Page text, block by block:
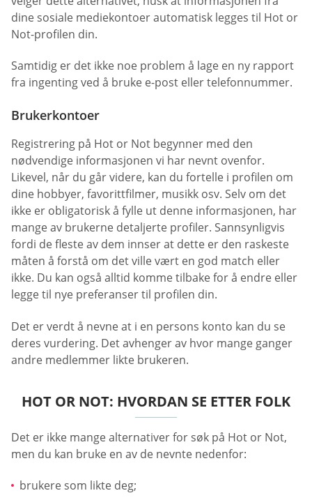
dine sosiale mediekontoer automatisk legges til Hot or
Not-profilen din.
Samtidig er det ikke noe problem å lage en ny rapport
fra ingenting ved å bruke e-post eller telefonnummer.
Brukerkontoer
Registrering på Hot or Not begynner med den
nødvendige informasjonen vi har nevnt ovenfor.
Likevel, når du går videre, kan du fortelle i profilen om
dine hobbyer, favorittfilmer, musikk osv. Selv om det
ikke er obligatorisk å fylle ut denne informasjonen, har
mange av brukerne detaljerte profiler. Sannsynligvis
fordi de fleste av dem innser at dette er den raskeste
måten å forstå om det ville vært en god match eller
ikke. Du kan også alltid komme tilbake for å endre eller
legge til nye preferanser til profilen din.
Det er verdt å nevne at i en persons konto kan du se
deres vurdering. Det avhenger av hvor mange ganger
andre medlemmer likte brukeren.
HOT OR NOT: HVORDAN SE ETTER FOLK
Det er ikke mange alternativer for søk på Hot or Not,
men du kan bruke en av de nevnte nedenfor:
brukere som likte deg;